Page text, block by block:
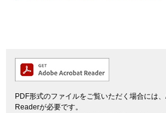
PDF形式のファイルをご覧いただく場合には
Readerが必要です。